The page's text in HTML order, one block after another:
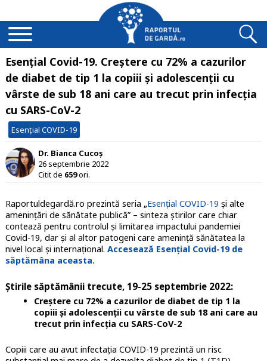
Esențial Covid-19. Creștere cu 72% a cazurilor
de diabet de tip 1 la copiii și adolescenții cu
vârste de sub 18 ani care au trecut prin infecția
cu SARS-CoV-2
Esențial COVID-19
Dr. Bianca Cucoș
26 septembrie 2022
Citit de 659ori.
Raportuldegardă.ro prezintă seria „Esențial COVID-19 și alte
amenințări de sănătate publică” – sinteza știrilor care chiar
contează pentru controlul și limitarea impactului pandemiei
Covid-19, dar și al altor patogeni care amenință sănătatea la
nivel local și internațional. Accesează Esențial Covid-19 de
săptămâna aceasta.
Știrile săptămânii trecute, 19-25 septembrie 2022:
Creștere cu 72% a cazurilor de diabet de tip 1 la
copiii și adolescenții cu vârste de sub 18 ani care au
trecut prin infecția cu SARS-CoV-2
Copiii care au avut infectația COVID-19 prezintă un risc